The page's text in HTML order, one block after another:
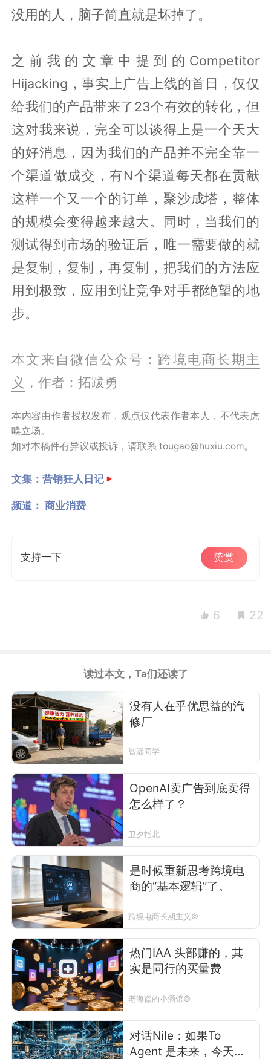
没用的人，脑子简直就是坏掉了。
之前我的文章中提到的Competitor
Hijacking，事实上广告上线的首日，仅仅
给我们的产品带来了23个有效的转化，但
这对我来说，完全可以谈得上是一个天大
的好消息，因为我们的产品并不完全靠一
个渠道做成交，有N个渠道每天都在贡献
这样一个又一个的订单，聚沙成塔，整体
的规模会变得越来越大。同时，当我们的
测试得到市场的验证后，唯一需要做的就
是复制，复制，再复制，把我们的方法应
用到极致，应用到让竞争对手都绝望的地
步。
本文来自微信公众号： 跨境电商长期主
义 ，作者：拓跋勇
本内容由作者授权发布，观点仅代表作者本人，不代表虎
嗅立场。
如对本稿件有异议或投诉，请联系 tougao@huxiu.com。
文集：营销狂人日记
频道： 商业消费
支持一下 赞赏
6 22
读过本文，Ta们还读了
没有人在乎优思益的汽
修厂
智远同学
OpenAI卖广告到底卖得
怎么样了？
卫夕指北
是时候重新思考跨境电
商的“基本逻辑”了。
跨境电商长期主义©
热门IAA 头部赚的，其
实是同行的买量费
老海盗的小酒馆©
对话Nile：如果To
Agent 是未来，今天就